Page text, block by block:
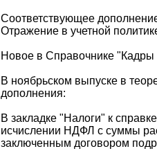
Соответствующее
Отражение в учетной
Новое в Справочнике "Кадры
В ноябрьском выпуске в
дополнения:
В закладке "Налоги" к
исчислении НДФЛ с суммы
заключенным договором